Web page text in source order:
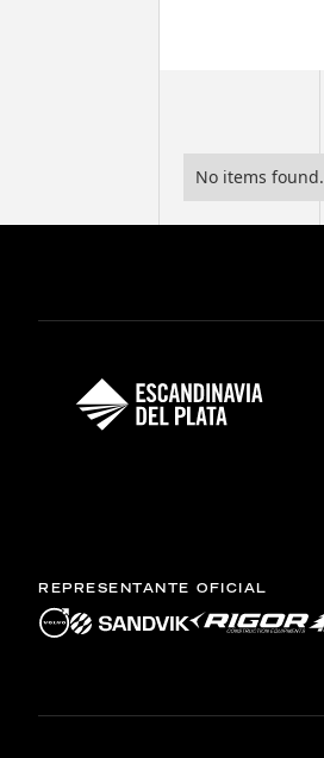
No items found.
REPRESENTANTE OFICIAL